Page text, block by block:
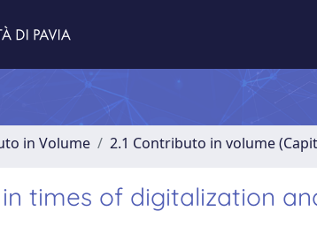
in Volume 2.1 Contributo in volume
times of digitalization